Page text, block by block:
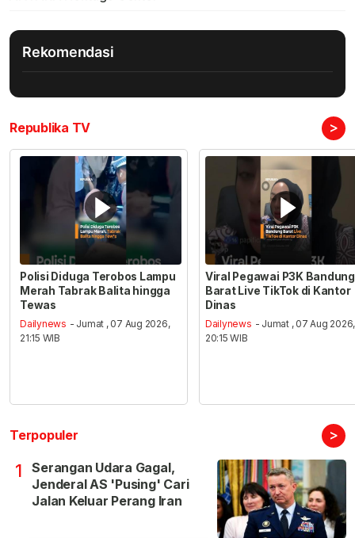
Rekomendasi
Republika TV >
Polisi Diduga Terobos Lampu
Merah Tabrak Balita hingga
Tewas
Dailynews - Jumat , 07 Aug 2026,
21:15 WIB
Viral Pegawai P3K Bandung
Barat Live TikTok di Kantor
Dinas
Dailynews - Jumat , 07 Aug 2026,
20:15 WIB
Terpopuler >
1
Serangan Udara Gagal,
Jenderal AS 'Pusing' Cari
Jalan Keluar Perang Iran